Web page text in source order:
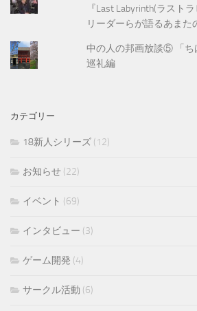
『Last Labyrinth(ラスト
リーダーらが語るあまた
中の人の邦画放談⑤ 「
巡礼編
カテゴリー
18新人シリーズ (12)
お知らせ (22)
イベント (69)
インタビュー (3)
ゲーム開発 (4)
サークル活動 (6)